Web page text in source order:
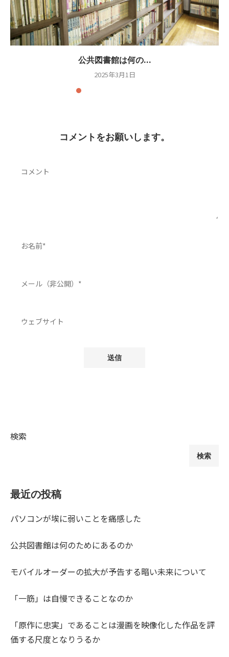
公共図書館は何の...
2025年3月1日
コメントをお願いします。
検索
検索
最近の投稿
パソコンが埃に弱いことを痛感した
公共図書館は何のためにあるのか
モバイルオーダーの拡大が予告する暗い未来について
「一筋」は自慢できることなのか
「原作に忠実」であることは漫画を映像化した作品を評
価する尺度となりうるか